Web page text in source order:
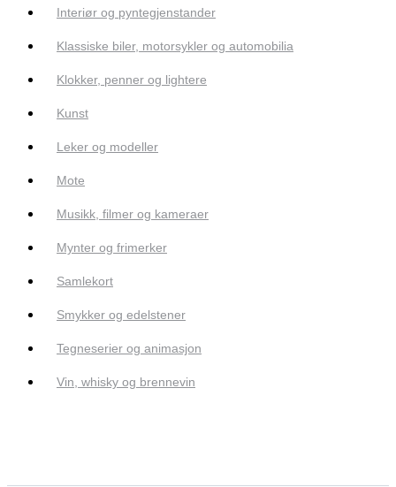
Interiør og pyntegjenstander
Klassiske biler, motorsykler og automobilia
Klokker, penner og lightere
Kunst
Leker og modeller
Mote
Musikk, filmer og kameraer
Mynter og frimerker
Samlekort
Smykker og edelstener
Tegneserier og animasjon
Vin, whisky og brennevin